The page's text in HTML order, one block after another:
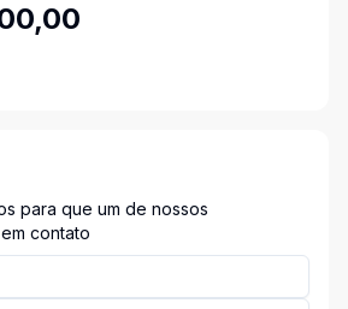
para que um de nossos
contato